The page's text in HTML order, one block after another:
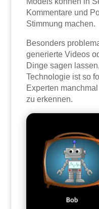
Kommentare und
Stimmung machen.
Besonders
generierte Videos
Dinge sagen
Technologie ist so
Experten
zu erkennen.